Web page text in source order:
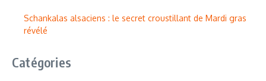
Schankalas alsaciens : le secret croustillant de Mardi gras
révélé
Catégories